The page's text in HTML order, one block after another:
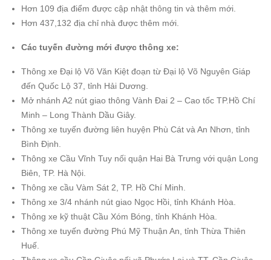
Hơn 109 địa điểm được cập nhật thông tin và thêm mới.
Hơn 437,132 địa chỉ nhà được thêm mới.
Các tuyến đường mới được thông xe:
Thông xe Đại lộ Võ Văn Kiệt đoạn từ Đại lộ Võ Nguyên Giáp
đến Quốc Lộ 37, tỉnh Hải Dương.
Mở nhánh A2 nút giao thông Vành Đai 2 – Cao tốc TP.Hồ Chí
Minh – Long Thành Dầu Giây.
Thông xe tuyến đường liên huyện Phù Cát và An Nhơn, tỉnh
Bình Định.
Thông xe Cầu Vĩnh Tuy nối quận Hai Bà Trưng với quận Long
Biên, TP. Hà Nội.
Thông xe cầu Vàm Sát 2, TP. Hồ Chí Minh.
Thông xe 3/4 nhánh nút giao Ngọc Hồi, tỉnh Khánh Hòa.
Thông xe kỹ thuật Cầu Xóm Bóng, tỉnh Khánh Hòa.
Thông xe tuyến đường Phú Mỹ Thuận An, tỉnh Thừa Thiên
Huế.